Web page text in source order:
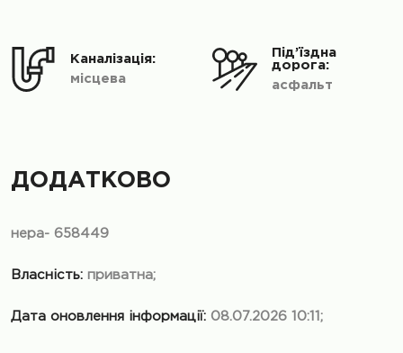
місцева
Каналізація:
асфальт
Під’їздна
дорога:
ДОДАТКОВО
нера- 658449
Власність: приватна;
Дата оновлення інформації: 08.07.2026 10:11;